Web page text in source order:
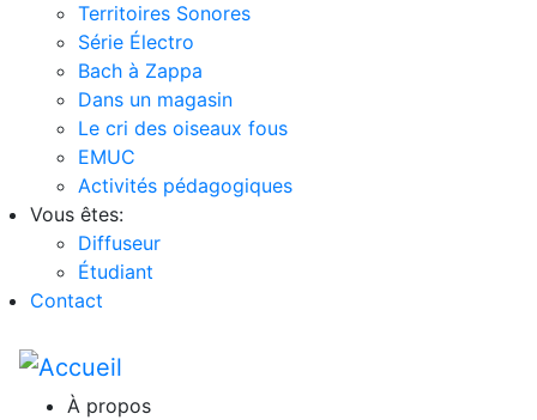
Territoires Sonores
Série Électro
Bach à Zappa
Dans un magasin
Le cri des oiseaux fous
EMUC
Activités pédagogiques
Vous êtes:
Diffuseur
Étudiant
Contact
À propos